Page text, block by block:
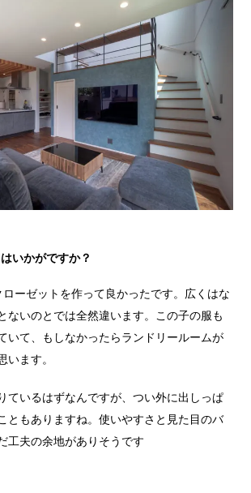
いかがですか？
ーゼットを作って良かったです。広くはな
ないのとでは全然違います。この子の服も
いて、もしなかったらランドリールームが
います。
ているはずなんですが、つい外に出しっぱ
ともありますね。使いやすさと見た目のバ
工夫の余地がありそうです